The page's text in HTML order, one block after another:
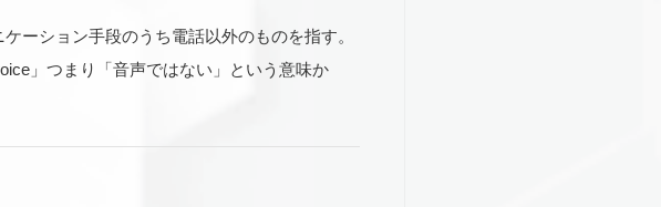
ーション手段のうち電話以外のものを指す。
」つまり「音声ではない」という意味か